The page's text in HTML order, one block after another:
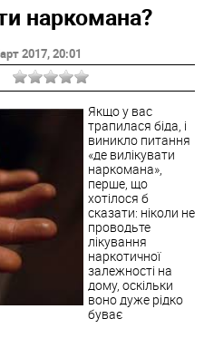
наркомана?
2017, 20:01
Якщо у вас
трапилася біда, і
виникло питання
«де вилікувати
наркомана»,
перше, що
хотілося б
сказати: ніколи не
проводьте
лікування
наркотичної
залежності на
дому, оскільки
воно дуже рідко
буває